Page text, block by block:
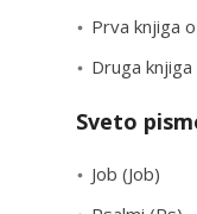
Prva knjiga
Druga
Sveto
Job (Job)